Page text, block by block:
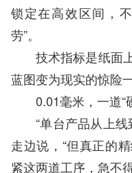
锁定在高效区间，
劳”。
技术指标是纸面
蓝图变为现实的惊险一
0.01毫米，一道“
“单台产品从上
走边说，“但真正的
紧这两道工序，急不